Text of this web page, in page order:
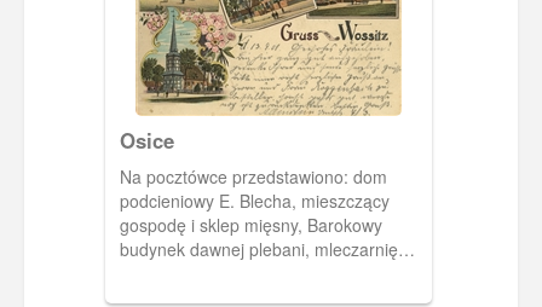
Osice
Na pocztówce przedstawiono: dom
podcieniowy E. Blecha, mieszczący
gospodę i sklep mięsny, Barokowy
budynek dawnej plebani, mleczarnię